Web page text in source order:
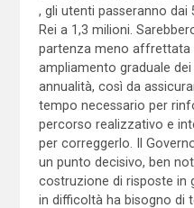
, gli utenti passeranno dai
Rei a 1,3 milioni.
partenza meno affrettata
ampliamento graduale
annualità, così da
tempo necessario per
percorso realizzativo e
per correggerlo. Il
un punto decisivo, ben
costruzione di risposte in
in difficoltà ha bisogno di